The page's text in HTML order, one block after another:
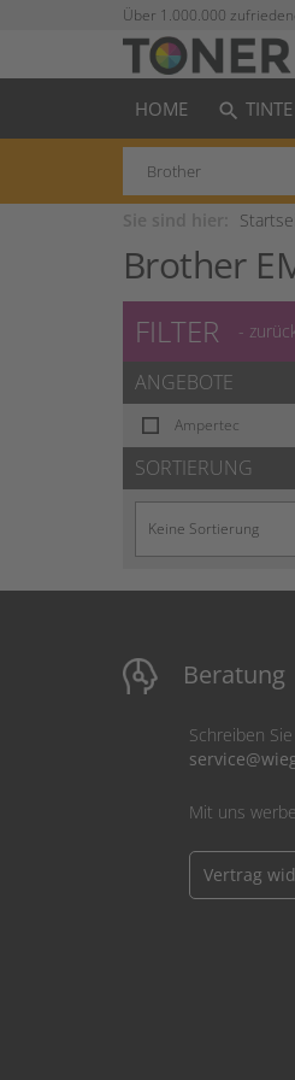
Über 1.000.000
HOME search
Brother
FILTER -
ANGEBOTE
Ampertec
SORTIERUNG
Beratung
Schreiben
Mit uns
Vertrag